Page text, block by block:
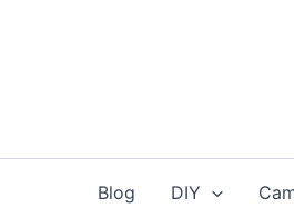
Blog DIY